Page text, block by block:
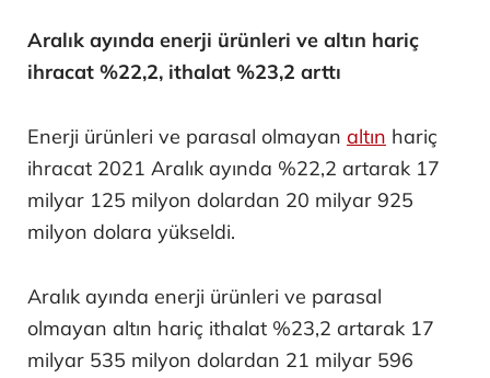
Aralık ayında enerji ürünleri ve altın hariç
ihracat %22,2, ithalat %23,2 arttı
Enerji ürünleri ve parasal olmayan altın hariç
ihracat 2021 Aralık ayında %22,2 artarak 17
milyar 125 milyon dolardan 20 milyar 925
milyon dolara yükseldi.
Aralık ayında enerji ürünleri ve parasal
olmayan altın hariç ithalat %23,2 artarak 17
milyar 535 milyon dolardan 21 milyar 596